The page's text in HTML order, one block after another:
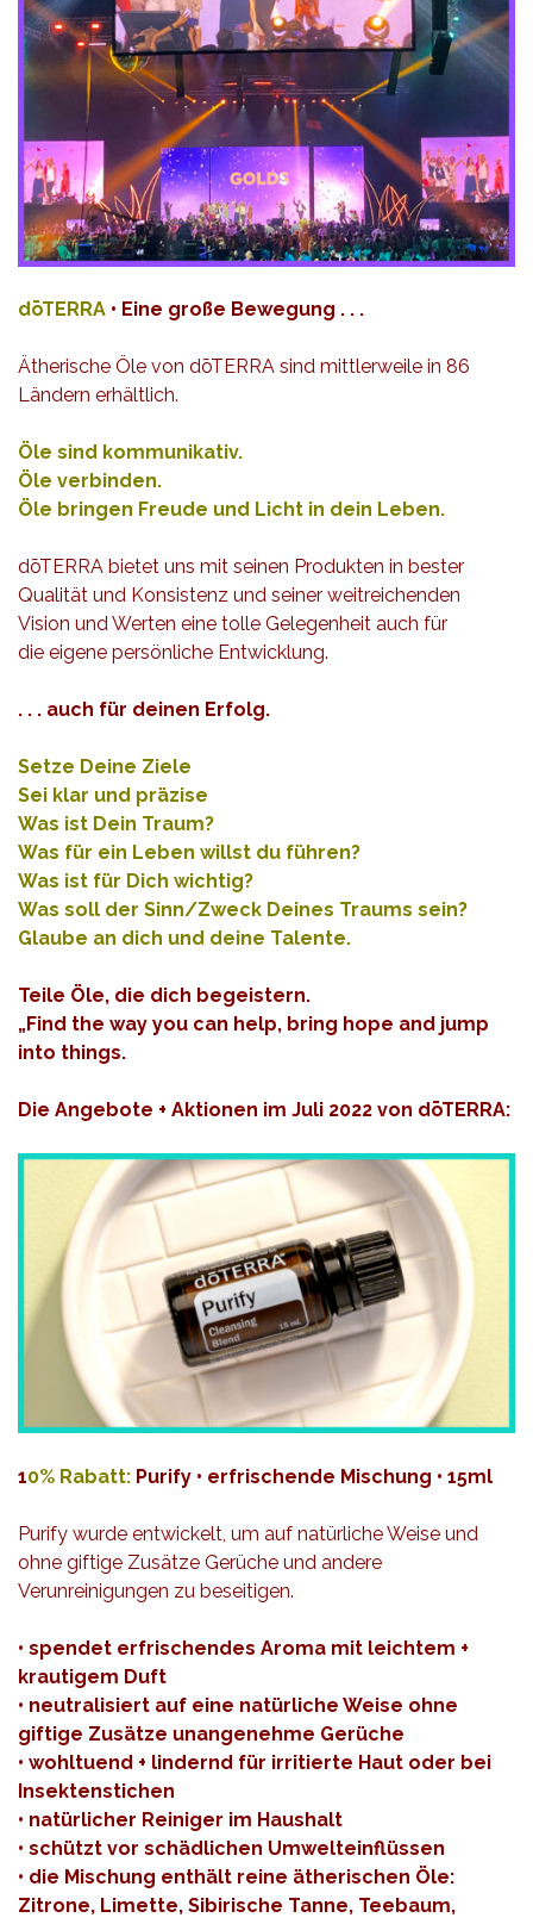
dōTERRA • Eine große Bewegung . . .
Ätherische Öle von dōTERRA sind mittlerweile in 86
Ländern erhältlich.
Öle sind kommunikativ.
Öle verbinden.
Öle bringen Freude und Licht in dein Leben.
dōTERRA bietet uns mit seinen Produkten in bester
Qualität und Konsistenz und seiner weitreichenden
Vision und Werten eine tolle Gelegenheit auch für
die eigene persönliche Entwicklung.
. . . auch für deinen Erfolg.
Setze Deine Ziele
Sei klar und präzise
Was ist Dein Traum?
Was für ein Leben willst du führen?
Was ist für Dich wichtig?
Was soll der Sinn/Zweck Deines Traums sein?
Glaube an dich und deine Talente.
Teile Öle, die dich begeistern.
„Find the way you can help, bring hope and jump
into things.
Die Angebote + Aktionen im Juli 2022 von dōTERRA:
10% Rabatt: Purify • erfrischende Mischung • 15ml
Purify wurde entwickelt, um auf natürliche Weise und
ohne giftige Zusätze Gerüche und andere
Verunreinigungen zu beseitigen.
• spendet erfrischendes Aroma mit leichtem +
krautigem Duft
• neutralisiert auf eine natürliche Weise ohne
giftige Zusätze unangenehme Gerüche
• wohltuend + lindernd für irritierte Haut oder bei
Insektenstichen
• natürlicher Reiniger im Haushalt
• schützt vor schädlichen Umwelteinflüssen
• die Mischung enthält reine ätherischen Öle:
Zitrone, Limette, Sibirische Tanne, Teebaum,